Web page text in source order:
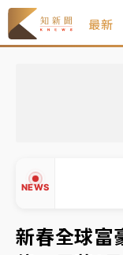
最新
NEWS
中颱白海豚環流
38度
周末精選｜ 慈濟
面手法 郭台銘
新春全球富